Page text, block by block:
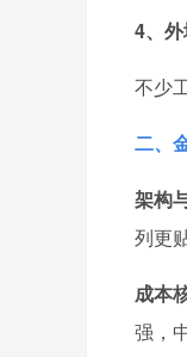
4、
不少
二、
架构
列更
成本
强，